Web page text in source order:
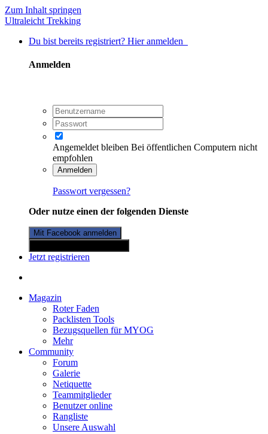
Zum Inhalt springen
Ultraleicht Trekking
Du bist bereits registriert? Hier anmelden
Anmelden
Angemeldet bleiben Bei öffentlichen Computern nicht
empfohlen
Anmelden
Passwort vergessen?
Oder nutze einen der folgenden Dienste
Mit Facebook anmelden
Jetzt registrieren
Magazin
Roter Faden
Packlisten Tools
Bezugsquellen für MYOG
Mehr
Community
Forum
Galerie
Netiquette
Teammitglieder
Benutzer online
Rangliste
Unsere Auswahl